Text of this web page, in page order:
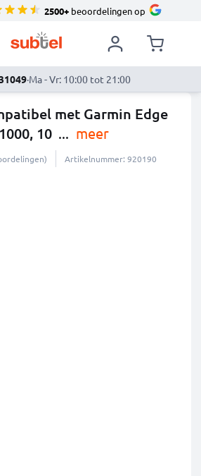
2500+beoordelingen op
·Ma - Vr: 10:00 tot 21:00
met Garmin Edge
10 ... meer
Artikelnummer: 920190